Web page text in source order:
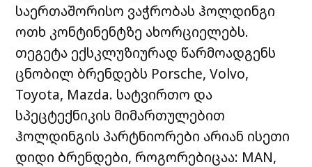
საერთაშორისო ვაჭრობას ჰოლდინგი
ოთხ კონტინენტზე ახორციელებს.
თეგეტა ექსკლუზიურად წარმოადგენს
ცნობილ ბრენდებს Porsche, Volvo,
Toyota, Mazda. სატვირთო და
სპეცტექნიკის მიმართულებით
ჰოლდინგის პარტნიორები არიან ისეთი
დიდი ბრენდები, როგორებიცაა: MAN,